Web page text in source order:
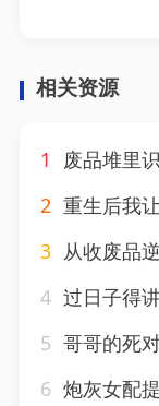
相关资源
1
废品堆里识珍宝
2 重生后我让
3 从收废品逆袭首富：
4 过日子得
5 哥哥的死
6 炮灰女配提刀